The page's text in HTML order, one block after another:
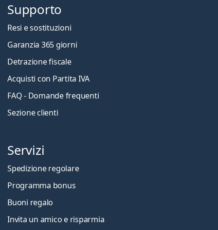
Supporto
Resi e sostituzioni
Garanzia 365 giorni
Detrazione fiscale
Acquisti con Partita IVA
FAQ - Domande frequenti
Sezione clienti
Servizi
Spedizione regolare
Programma bonus
Buoni regalo
Invita un amico e risparmia